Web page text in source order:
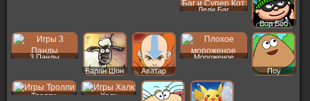
Леди Баг
Вор Боб
3 Панды
Баран Шон
Аватар
Мороженое
Поу
Тролли Халк